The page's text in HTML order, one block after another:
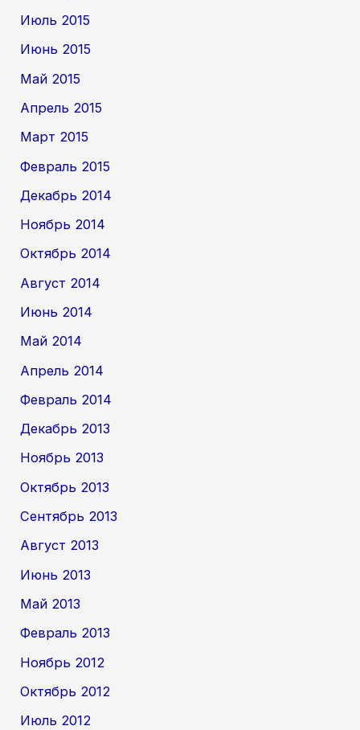
Июль 2015
Июнь 2015
Май 2015
Апрель 2015
Март 2015
Февраль 2015
Декабрь 2014
Ноябрь 2014
Октябрь 2014
Август 2014
Июнь 2014
Май 2014
Апрель 2014
Февраль 2014
Декабрь 2013
Ноябрь 2013
Октябрь 2013
Сентябрь 2013
Август 2013
Июнь 2013
Май 2013
Февраль 2013
Ноябрь 2012
Октябрь 2012
Июль 2012